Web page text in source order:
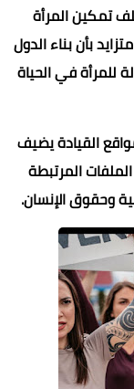
تمكين المرأة
بأن بناء الدول
للمرأة في الحياة
القيادة يضيف
المرتبطة
وحقوق الإنسان.